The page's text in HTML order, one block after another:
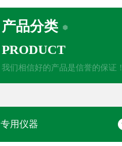
产品分类
PRODUCT
我们相信好的产品是信誉的保证！
专用仪器